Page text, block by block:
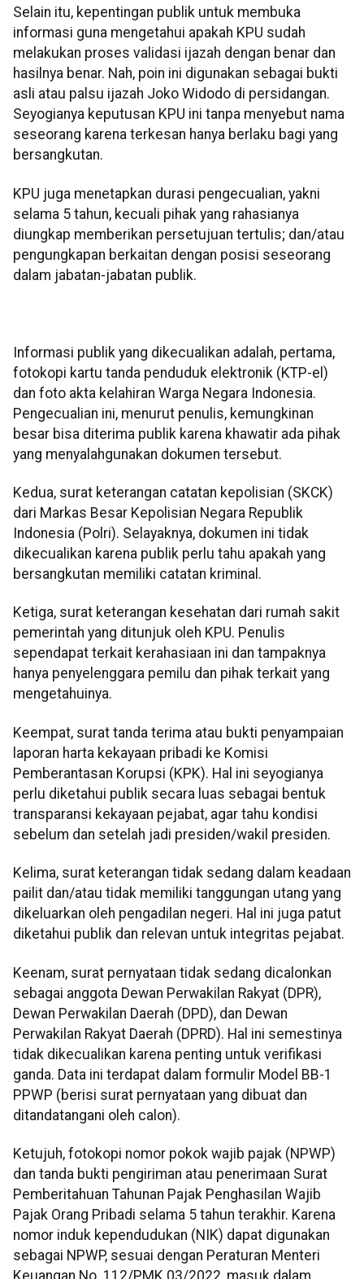
Selain itu, kepentingan publik untuk membuka
informasi guna mengetahui apakah KPU sudah
melakukan proses validasi ijazah dengan benar dan
hasilnya benar. Nah, poin ini digunakan sebagai bukti
asli atau palsu ijazah Joko Widodo di persidangan.
Seyogianya keputusan KPU ini tanpa menyebut nama
seseorang karena terkesan hanya berlaku bagi yang
bersangkutan.
KPU juga menetapkan durasi pengecualian, yakni
selama 5 tahun, kecuali pihak yang rahasianya
diungkap memberikan persetujuan tertulis; dan/atau
pengungkapan berkaitan dengan posisi seseorang
dalam jabatan-jabatan publik.
Informasi publik yang dikecualikan adalah, pertama,
fotokopi kartu tanda penduduk elektronik (KTP-el)
dan foto akta kelahiran Warga Negara Indonesia.
Pengecualian ini, menurut penulis, kemungkinan
besar bisa diterima publik karena khawatir ada pihak
yang menyalahgunakan dokumen tersebut.
Kedua, surat keterangan catatan kepolisian (SKCK)
dari Markas Besar Kepolisian Negara Republik
Indonesia (Polri). Selayaknya, dokumen ini tidak
dikecualikan karena publik perlu tahu apakah yang
bersangkutan memiliki catatan kriminal.
Ketiga, surat keterangan kesehatan dari rumah sakit
pemerintah yang ditunjuk oleh KPU. Penulis
sependapat terkait kerahasiaan ini dan tampaknya
hanya penyelenggara pemilu dan pihak terkait yang
mengetahuinya.
Keempat, surat tanda terima atau bukti penyampaian
laporan harta kekayaan pribadi ke Komisi
Pemberantasan Korupsi (KPK). Hal ini seyogianya
perlu diketahui publik secara luas sebagai bentuk
transparansi kekayaan pejabat, agar tahu kondisi
sebelum dan setelah jadi presiden/wakil presiden.
Kelima, surat keterangan tidak sedang dalam keadaan
pailit dan/atau tidak memiliki tanggungan utang yang
dikeluarkan oleh pengadilan negeri. Hal ini juga patut
diketahui publik dan relevan untuk integritas pejabat.
Keenam, surat pernyataan tidak sedang dicalonkan
sebagai anggota Dewan Perwakilan Rakyat (DPR),
Dewan Perwakilan Daerah (DPD), dan Dewan
Perwakilan Rakyat Daerah (DPRD). Hal ini semestinya
tidak dikecualikan karena penting untuk verifikasi
ganda. Data ini terdapat dalam formulir Model BB-1
PPWP (berisi surat pernyataan yang dibuat dan
ditandatangani oleh calon).
Ketujuh, fotokopi nomor pokok wajib pajak (NPWP)
dan tanda bukti pengiriman atau penerimaan Surat
Pemberitahuan Tahunan Pajak Penghasilan Wajib
Pajak Orang Pribadi selama 5 tahun terakhir. Karena
nomor induk kependudukan (NIK) dapat digunakan
sebagai NPWP, sesuai dengan Peraturan Menteri
Keuangan No. 112/PMK.03/2022, masuk dalam